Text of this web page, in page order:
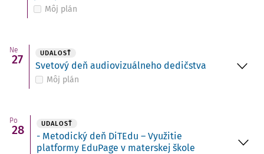
Môj plán
Ne
27 UDALOSŤ
Svetový deň audiovizuálneho dedičstva
Môj plán
Po
28 UDALOSŤ
- Metodický deň DiTEdu – Využitie
platformy EduPage v materskej škole